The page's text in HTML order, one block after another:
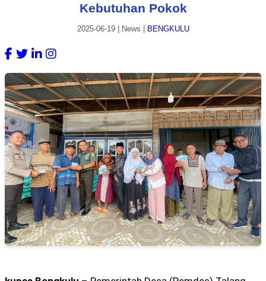
Kebutuhan Pokok
2025-06-19| News BENGKULU